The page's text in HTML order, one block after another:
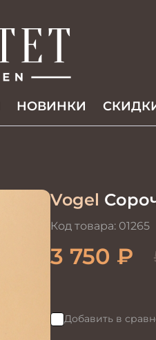
НОВИНКИ
Vogel
Код товара: 01265
3 750 ₽
Добавить в